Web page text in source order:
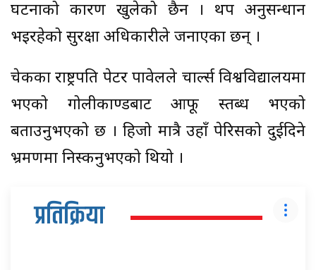
घटनाको कारण खुलेको छैन । थप अनुसन्धान
भइरहेको सुरक्षा अधिकारीले जनाएका छन् ।
चेकका राष्ट्रपति पेटर पावेलले चार्ल्स विश्वविद्यालयमा
भएको गोलीकाण्डबाट आफू स्तब्ध भएको
बताउनुभएको छ । हिजो मात्रै उहाँ पेरिसको दुईदिने
भ्रमणमा निस्कनुभएको थियो ।
प्रतिक्रिया